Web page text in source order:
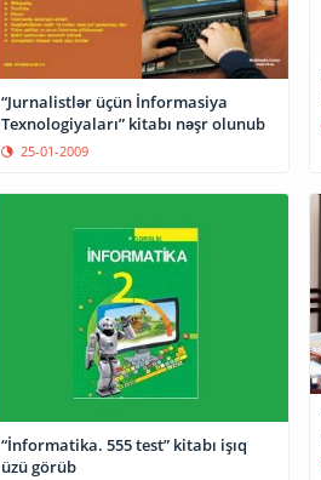
“Jurnalistlər üçün İnformasiya
Texnologiyaları” kitabı nəşr olunub
25-01-2009
“İnformatika. 555 test” kitabı işıq
üzü görüb